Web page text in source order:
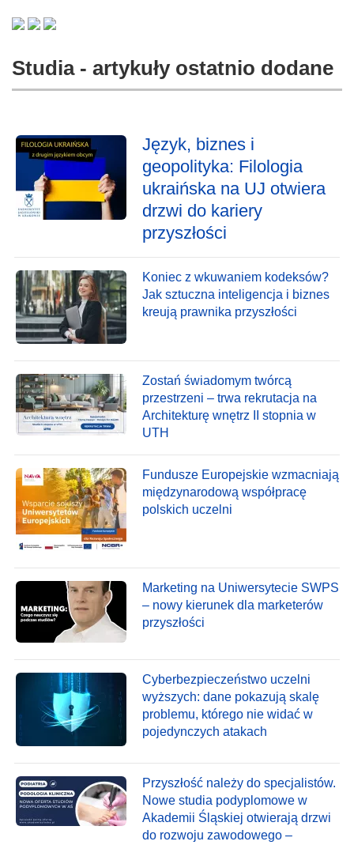
Studia - artykuły ostatnio dodane
Język, biznes i
geopolityka: Filologia
ukraińska na UJ otwiera
drzwi do kariery
przyszłości
Koniec z wkuwaniem kodeksów?
Jak sztuczna inteligencja i biznes
kreują prawnika przyszłości
Zostań świadomym twórcą
przestrzeni – trwa rekrutacja na
Architekturę wnętrz II stopnia w
UTH
Fundusze Europejskie wzmacniają
międzynarodową współpracę
polskich uczelni
Marketing na Uniwersytecie SWPS
– nowy kierunek dla marketerów
przyszłości
Cyberbezpieczeństwo uczelni
wyższych: dane pokazują skalę
problemu, którego nie widać w
pojedynczych atakach
Przyszłość należy do specjalistów.
Nowe studia podyplomowe w
Akademii Śląskiej otwierają drzwi
do rozwoju zawodowego –